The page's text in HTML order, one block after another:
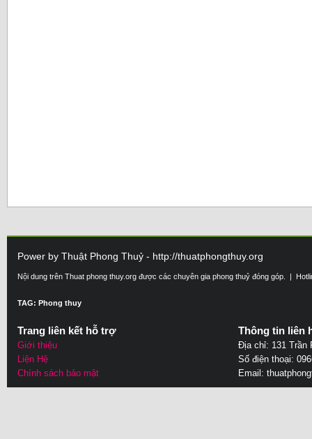
Power by Thuật Phong Thuỷ - http://thuatphongthuy.org
Nội dung trên Thuat phong thuy.org được các chuyên gia phong thuỷ đóng góp. |
TAG: Phong thuy
Trang liên kết hỗ trợ
Giới thiệu
Liện Hệ
Chính sách bảo mật
Thông tin liên
Địa chỉ: 131 Trần
Số điện thoại:
Email: